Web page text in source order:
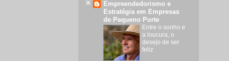
Empreendedorismo e
Estratégia em Empresas
de Pequeno Porte
Entre o sonho e
a loucura, o
desejo de ser
feliz